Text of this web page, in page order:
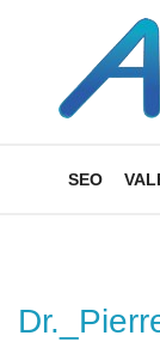
SEO